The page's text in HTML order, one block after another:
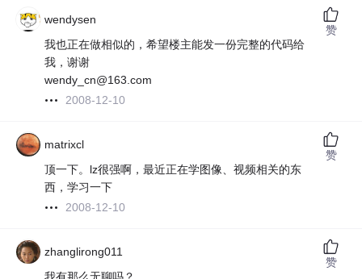
wendysen
我也正在做相似的，希望楼主能发一份完整的代码给
我，谢谢
wendy_cn@163.com
2008-12-10
赞
matrixcl
顶一下。lz很强啊，最近正在学图像、视频相关的东
西，学习一下
2008-12-10
赞
zhanglirong011
赞